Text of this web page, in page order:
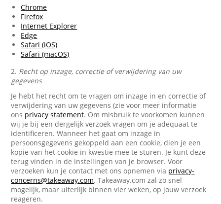
Chrome
Firefox
Internet Explorer
Edge
Safari (iOS)
Safari (macOS)
2. Recht op inzage, correctie of verwijdering van uw
gegevens
Je hebt het recht om te vragen om inzage in en correctie of
verwijdering van uw gegevens (zie voor meer informatie
ons privacy statement. Om misbruik te voorkomen kunnen
wij je bij een dergelijk verzoek vragen om je adequaat te
identificeren. Wanneer het gaat om inzage in
persoonsgegevens gekoppeld aan een cookie, dien je een
kopie van het cookie in kwestie mee te sturen. Je kunt deze
terug vinden in de instellingen van je browser. Voor
verzoeken kun je contact met ons opnemen via privacy-
concerns@takeaway.com. Takeaway.com zal zo snel
mogelijk, maar uiterlijk binnen vier weken, op jouw verzoek
reageren.